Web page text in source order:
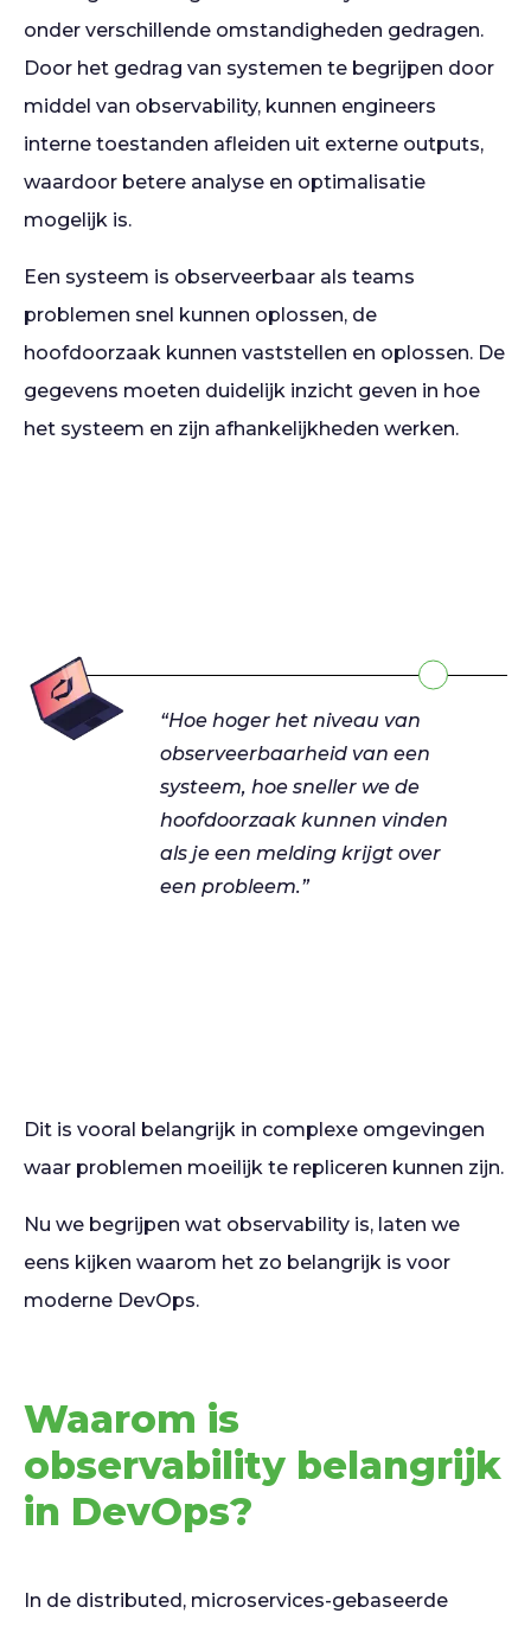
onder verschillende omstandigheden gedragen.
Door het gedrag van systemen te begrijpen door
middel van observability, kunnen engineers
interne toestanden afleiden uit externe outputs,
waardoor betere analyse en optimalisatie
mogelijk is.
Een systeem is observeerbaar als teams
problemen snel kunnen oplossen, de
hoofdoorzaak kunnen vaststellen en oplossen. De
gegevens moeten duidelijk inzicht geven in hoe
het systeem en zijn afhankelijkheden werken.
“Hoe hoger het niveau van
observeerbaarheid van een
systeem, hoe sneller we de
hoofdoorzaak kunnen vinden
als je een melding krijgt over
een probleem.”
Dit is vooral belangrijk in complexe omgevingen
waar problemen moeilijk te repliceren kunnen zijn.
Nu we begrijpen wat observability is, laten we
eens kijken waarom het zo belangrijk is voor
moderne DevOps.
Waarom is
observability belangrijk
in DevOps?
In de distributed, microservices-gebaseerde